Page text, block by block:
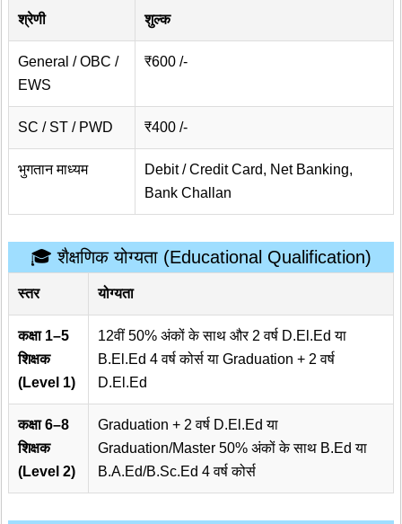
श्रेणी शुल्क
General / OBC /
EWS
₹600 /-
SC / ST / PWD ₹400 /-
भुगतान माध्यम
Debit / Credit Card, Net Banking,
Bank Challan
🎓 शैक्षणिक योग्यता (Educational Qualification)
स्तर योग्यता
कक्षा 1–5
शिक्षक
(Level 1)
12वीं 50% अंकों के साथ और 2 वर्ष D.El.Ed या
B.El.Ed 4 वर्ष कोर्स या Graduation + 2 वर्ष
D.El.Ed
कक्षा 6–8
शिक्षक
(Level 2)
Graduation + 2 वर्ष D.El.Ed या
Graduation/Master 50% अंकों के साथ B.Ed या
B.A.Ed/B.Sc.Ed 4 वर्ष कोर्स